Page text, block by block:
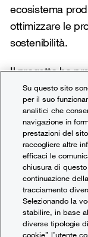
ecosistema
ottimizzare le
sostenibilità.
Il progetto ha
collaborazione
svolgimento
mappatura
ottenere una
aziendale e
sviluppo di
acquisire e
dalle diverse
Su questo sito
per il suo
analitici che
navigazione in
prestazioni del
raccogliere altre
efficaci le
chiusura di
continuazione
tracciamento
Selezionando la
stabilire, in base
diverse tipologie
cookie” l’utente